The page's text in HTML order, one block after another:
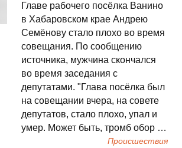
Главе рабочего посёлка Ванино
в Хабаровском крае Андрею
Семёнову стало плохо во время
совещания. По сообщению
источника, мужчина скончался
во время заседания с
депутатами. "Глава посёлка был
на совещании вчера, на совете
депутатов, стало плохо, упал и
умер. Может быть, тромб обор …
Происшествия